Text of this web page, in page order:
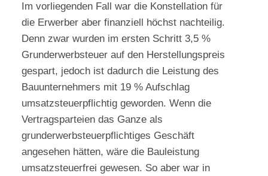
Im vorliegenden Fall war die Konstellation für
die Erwerber aber finanziell höchst nachteilig.
Denn zwar wurden im ersten Schritt 3,5 %
Grunderwerbsteuer auf den Herstellungspreis
gespart, jedoch ist dadurch die Leistung des
Bauunternehmers mit 19 % Aufschlag
umsatzsteuerpflichtig geworden. Wenn die
Vertragsparteien das Ganze als
grunderwerbsteuerpflichtiges Geschäft
angesehen hätten, wäre die Bauleistung
umsatzsteuerfrei gewesen. So aber war in